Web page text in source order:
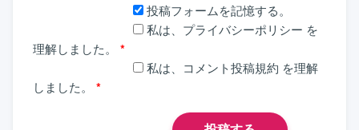
投稿フォームを記憶する。
私は、 プライバシーポリシー を
理解しました。
*
私は、 コメント投稿規約 を理解
しました。
*